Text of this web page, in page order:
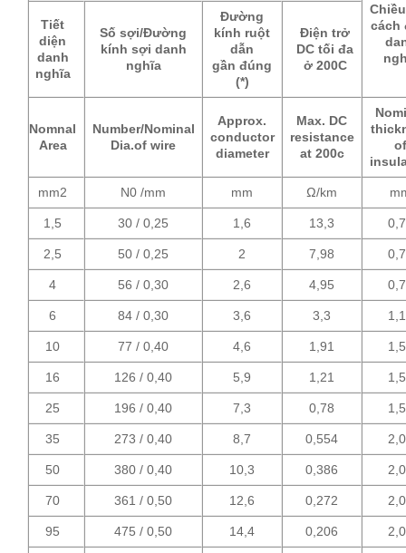
cách
Tiết
diện
danh
nghĩa
Số sợi/Đường
kính sợi danh
nghĩa
Đường
kính ruột
dẫn
gần đúng
(*)
Điện trở
DC tối đa
ở 200C
Nomnal
Area
Number/Nominal
Dia.of wire
Approx.
conductor
diameter
Max. DC
resistance
at 200c
of
mm2 N0 /mm mm Ω/km
1,5 30 / 0,25 1,6 13,3
2,5 50 / 0,25 2 7,98
4 56 / 0,30 2,6 4,95
6 84 / 0,30 3,6 3,3
10 77 / 0,40 4,6 1,91
16 126 / 0,40 5,9 1,21
25 196 / 0,40 7,3 0,78
35 273 / 0,40 8,7 0,554
50 380 / 0,40 10,3 0,386
70 361 / 0,50 12,6 0,272
95 475 / 0,50 14,4 0,206